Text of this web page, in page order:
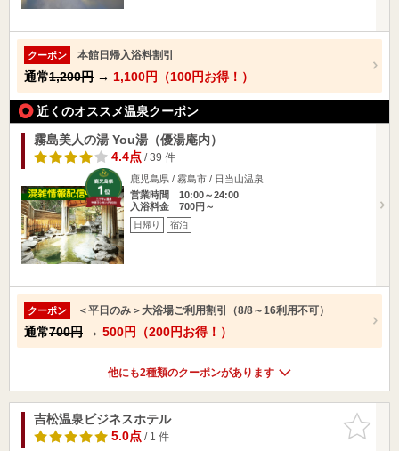
クーポン 本館日帰入浴料割引
通常1,200円 → 1,100円（100円お得！）
近くのオススメ温泉クーポン
霧島美人の湯 You湯（優湯庵内）
4.4点/ 39 件
鹿児島県 / 霧島市 / 日当山温泉
営業時間 10:00～24:00
入浴料金 700円～
日帰り 宿泊
クーポン ＜平日のみ＞大浴場ご利用割引（8/8～16利用不可）
通常700円 → 500円（200円お得！）
他にも2種類のクーポンがあります
お気に入
りに追加
吉松温泉ビジネスホテル
5.0点/ 1 件